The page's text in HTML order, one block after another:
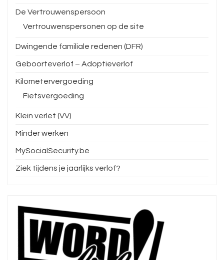
De Vertrouwenspersoon
Vertrouwenspersonen op de site
Dwingende familiale redenen (DFR)
Geboorteverlof – Adoptieverlof
Kilometervergoeding
Fietsvergoeding
Klein verlet (VV)
Minder werken
MySocialSecurity.be
Ziek tijdens je jaarlijks verlof?